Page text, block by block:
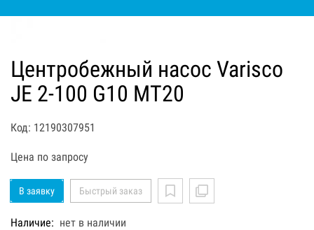
Центробежный насос Varisco
JE 2-100 G10 MT20
Код: 12190307951
Цена по запросу
В заявку Быстрый заказ
Наличие: нет в наличии